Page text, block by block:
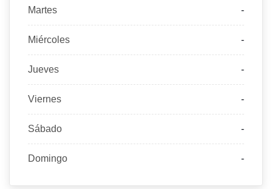
Martes -
Miércoles -
Jueves -
Viernes -
Sábado -
Domingo -